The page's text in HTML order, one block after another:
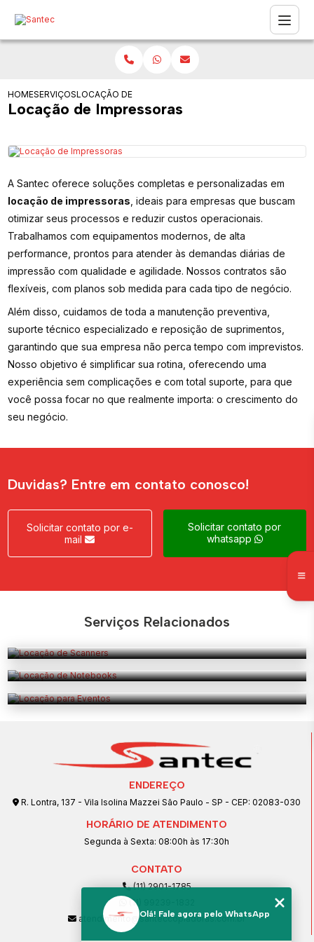
HOMESERVIÇOSLOCAÇÃO DE IMPRESSORAS
Locação de Impressoras
A Santec oferece soluções completas e personalizadas em
locação de impressoras , ideais para empresas que buscam
otimizar seus processos e reduzir custos operacionais.
Trabalhamos com equipamentos modernos, de alta
performance, prontos para atender às demandas diárias de
impressão com qualidade e agilidade. Nossos contratos são
flexíveis, com planos sob medida para cada tipo de negócio.
Além disso, cuidamos de toda a manutenção preventiva,
suporte técnico especializado e reposição de suprimentos,
garantindo que sua empresa não perca tempo com imprevistos.
Nosso objetivo é simplificar sua rotina, oferecendo uma
experiência sem complicações e com total suporte, para que
você possa focar no que realmente importa: o crescimento do
seu negócio.
Duvidas? Entre em contato conosco!
Solicitar contato por e-
mail
Solicitar contato por
whatsapp
Serviços Relacionados
Locação de Scanners
ENDEREÇO
R. Lontra, 137 - Vila Isolina Mazzei São Paulo - SP - CEP: 02083-030
HORÁRIO DE ATENDIMENTO
Segunda à Sexta: 08:00h às 17:30h
CONTATO
(11) 2901-1785
(11) 99239-1832
atendimento@santeccopiadoras.com.br
Olá! Fale agora pelo WhatsApp